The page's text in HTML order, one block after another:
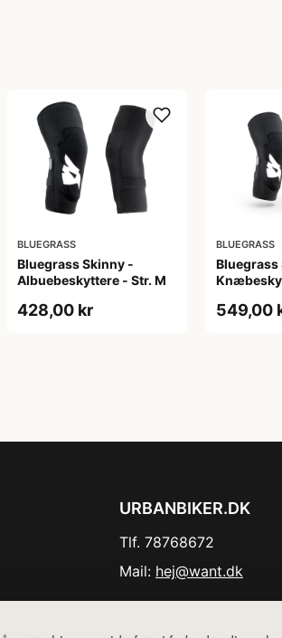
BLUEGRASS
Bluegrass Skinny -
Albuebeskyttere - Str. M
428,00 kr
BLUEGRASS
Bluegrass
549,00
URBANBIKER.DK
Tlf. 78768672
Mail: hej@want.dk